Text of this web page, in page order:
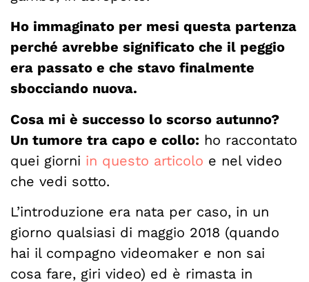
Ho immaginato per mesi questa partenza
perché avrebbe significato che il peggio
era passato e che stavo finalmente
sbocciando nuova.
Cosa mi è successo lo scorso autunno?
Un tumore tra capo e collo: ho raccontato
quei giorni in questo articolo e nel video
che vedi sotto.
L’introduzione era nata per caso, in un
giorno qualsiasi di maggio 2018 (quando
hai il compagno videomaker e non sai
cosa fare, giri video) ed è rimasta in